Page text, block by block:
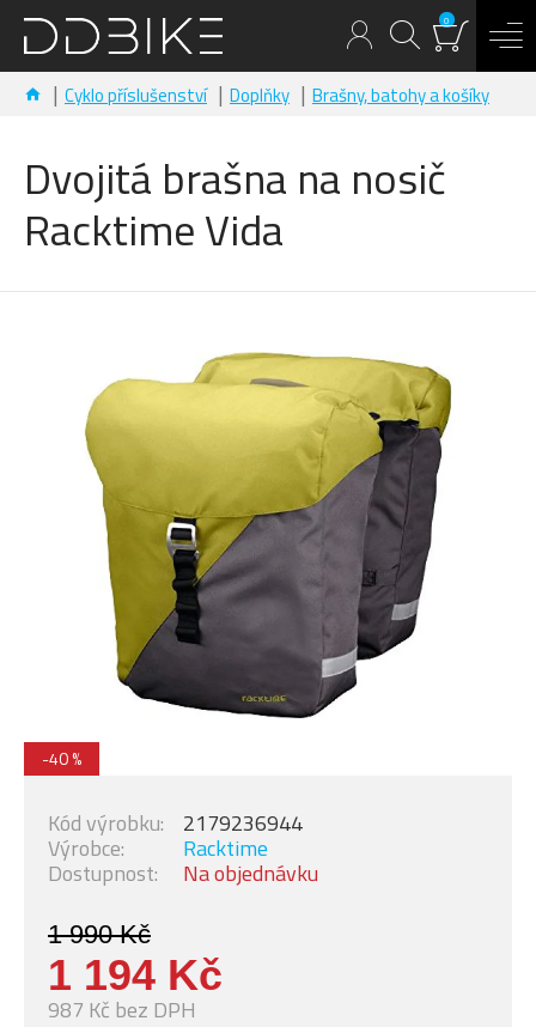
0
Cyklo příslušenství Doplňky Brašny, batohy a košíky
Dvojitá brašna na nosič
Racktime Vida
-40 %
1 990 Kč
1 194 Kč
987 Kč bez DPH
Dostupnost: Na objednávku
Výrobce: Racktime
Kód výrobku: 2179236944